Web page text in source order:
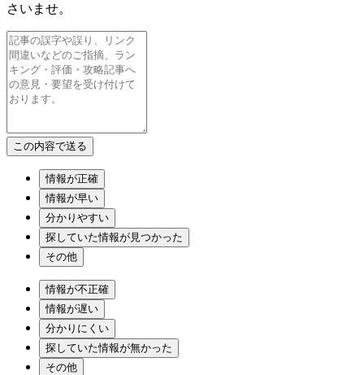
さいませ。
情報が正確
情報が早い
分かりやすい
探していた情報が見つかった
その他
情報が不正確
情報が遅い
分かりにくい
探していた情報が無かった
その他